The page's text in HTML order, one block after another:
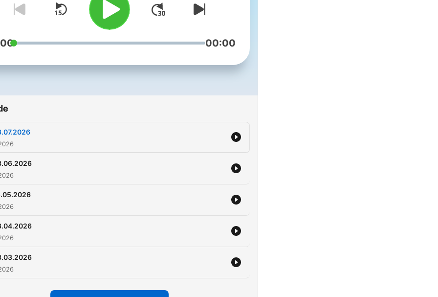
入，轻松易懂。 如需原版视频
（双语字幕）看联系方式
00:00